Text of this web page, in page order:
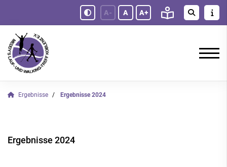
A- A A+
Ergebnisse Ergebnisse 2024
Ergebnisse 2024